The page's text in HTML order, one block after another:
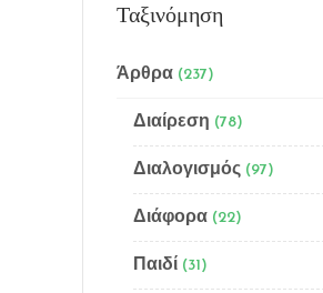
Ταξινόμηση
Άρθρα (237)
Διαίρεση (78)
Διαλογισμός (97)
Διάφορα (22)
Παιδί (31)